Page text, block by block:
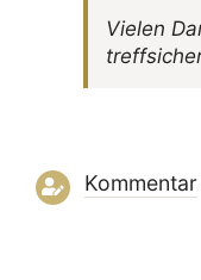
Vielen
Kommentar